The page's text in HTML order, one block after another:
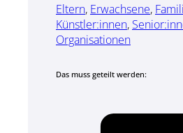
Eltern, Erwachsene,
Künstler:innen,
Organisationen
Das muss geteilt werden: